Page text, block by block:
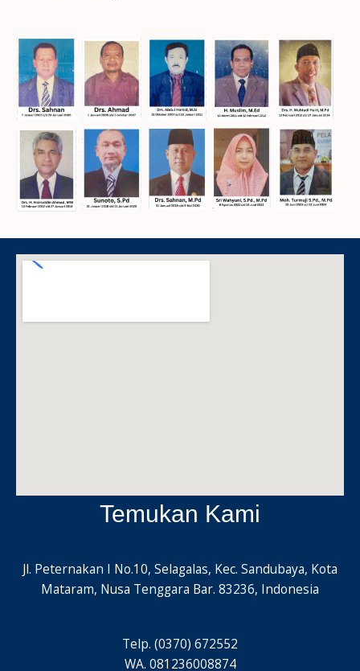
Temukan Kami
Jl. Peternakan I No.10, Selagalas, Kec. Sandubaya, Kota
Mataram, Nusa Tenggara Bar. 83236, Indonesia
Telp. (0370) 672552
WA. 081236008874